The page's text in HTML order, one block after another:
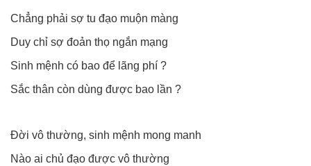
Chẳng phải sợ tu đạo muộn màng
Duy chỉ sợ đoản thọ ngắn mạng
Sinh mệnh có bao để lãng phí ?
Sắc thân còn dùng được bao lần ?
Đời vô thường, sinh mệnh mong manh
Nào ai chủ đạo được vô thường